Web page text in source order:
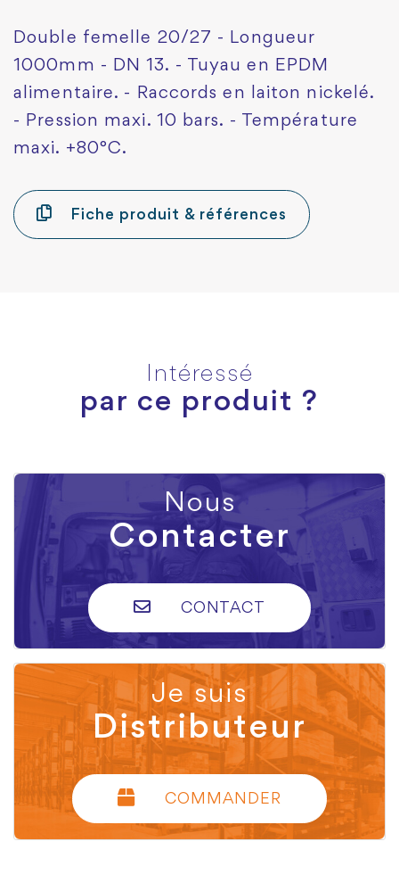
Double femelle 20/27 - Longueur
1000mm - DN 13. - Tuyau en EPDM
alimentaire. - Raccords en laiton nickelé.
- Pression maxi. 10 bars. - Température
maxi. +80°C.
Fiche produit & références
Intéressé
par ce produit ?
Nous
Contacter
CONTACT
Je suis
Distributeur
COMMANDER